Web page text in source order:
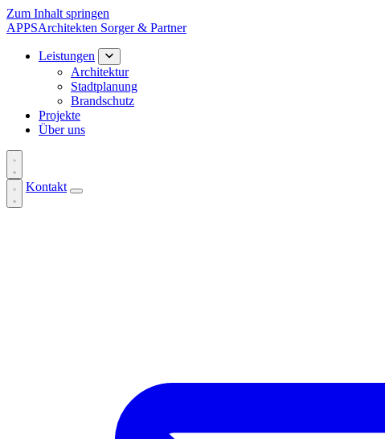
Zum Inhalt springen
APPSArchitekten Sorger & Partner
Leistungen
Architektur
Stadtplanung
Brandschutz
Projekte
Über uns
Kontakt